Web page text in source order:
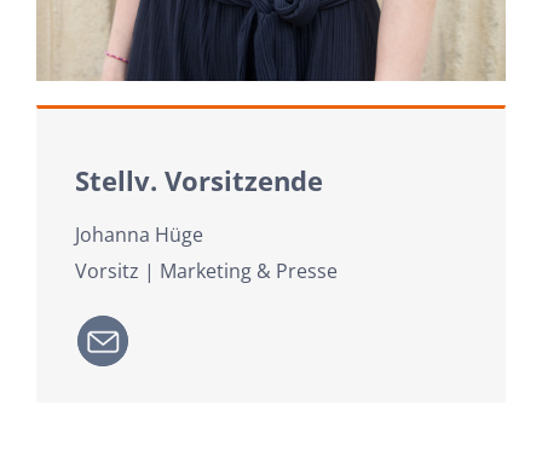
Stellv. Vorsitzende
Johanna Hüge
Vorsitz | Marketing & Presse